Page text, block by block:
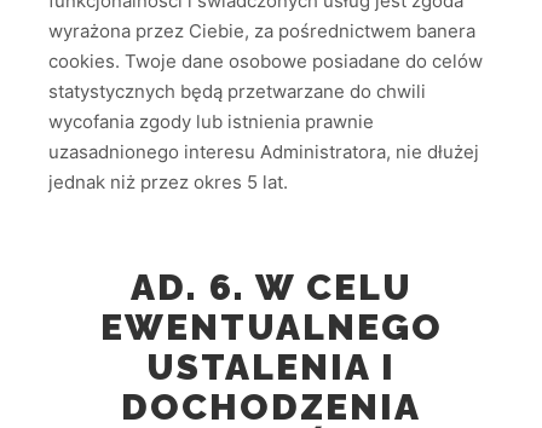
wyrażona przez Ciebie, za pośrednictwem banera
cookies. Twoje dane osobowe posiadane do celów
statystycznych będą przetwarzane do chwili
wycofania zgody lub istnienia prawnie
uzasadnionego interesu Administratora, nie dłużej
jednak niż przez okres 5 lat.
AD. 6. W CELU
EWENTUALNEGO
USTALENIA I
DOCHODZENIA